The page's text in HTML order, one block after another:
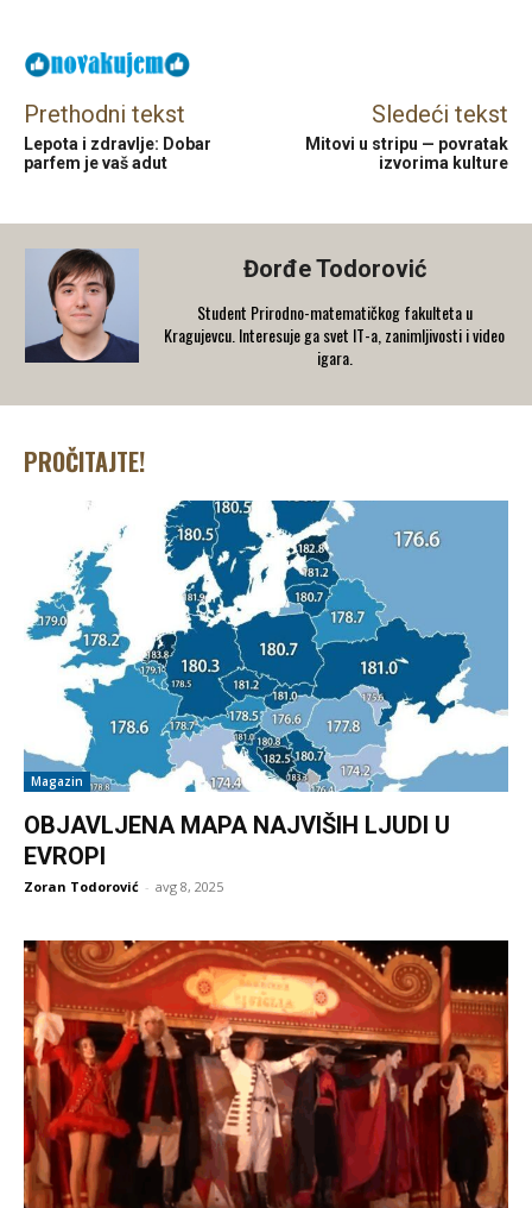
Prethodni tekst
Lepota i zdravlje: Dobar
parfem je vaš adut
Sledeći tekst
Mitovi u stripu — povratak
izvorima kulture
Đorđe Todorović
Student Prirodno-matematičkog fakulteta u
Kragujevcu. Interesuje ga svet IT-a, zanimljivosti i video
igara.
PROČITAJTE!
Magazin
OBJAVLJENA MAPA NAJVIŠIH LJUDI U
EVROPI
Zoran Todorović - avg 8, 2025